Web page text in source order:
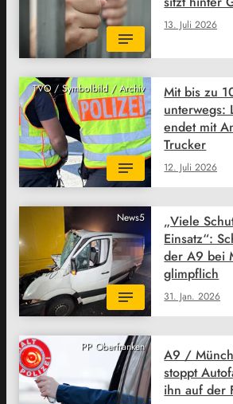
13. Juli 2026
TVO / Symbolbild / Archiv
12. Juli 2026
Mit bis zu
unterwegs:
endet mit
Trucker
News5
31. Jan. 2026
„Viele
Einsatz“:
der A9 bei
glimpflich
PP Oberfranken
A9 /
stoppt
ihn auf der